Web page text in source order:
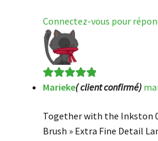
Connectez-vous pour
Note5sur 5
Marieke( client confirmé)
Together with the Inkston
Brush » Extra Fine Detail